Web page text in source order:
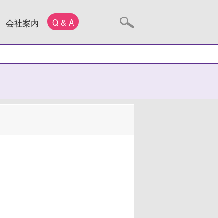
会社案内 Q & A